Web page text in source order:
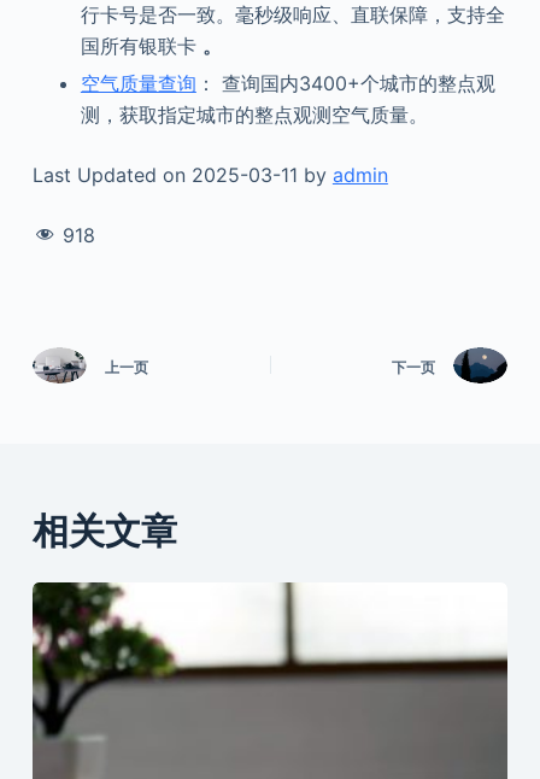
行卡号是否一致。毫秒级响应、直联保障，支持全
国所有银联卡 。
空气质量查询 ： 查询国内3400+个城市的整点观
测，获取指定城市的整点观测空气质量。
Last Updated on 2025-03-11 by admin
918
上一页 下一页
相关文章